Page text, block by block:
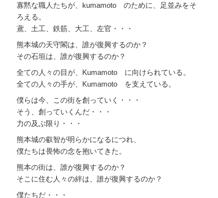
寡黙な職人たちが、kumamoto のために、足並みをそ
ろえる。
鳶、土工、鉄筋、大工、左官・・・
熊本城の天守閣は、誰が復興するのか？
その石垣は、誰が復興するのか？
全ての人々の目が、Kumamoto に向けられている。
全ての人々の手が、Kumamoto を支えている。
僕らは今、この街を創っていく・・・
そう、創っていくんだ・・・
力の及ぶ限り・・・
熊本城の叡智が明らかになるにつれ、
僕たちは畏怖の念を抱いてきた。
熊本の街は、誰が復興するのか？
そこに住む人々の絆は、誰が復興するのか？
僕たちだ・・・